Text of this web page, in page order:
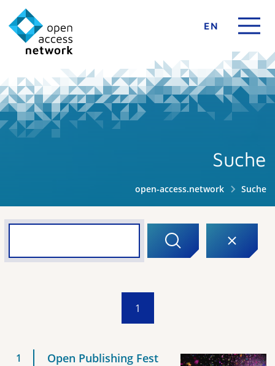
EN
Suche
open-access.network Suche
1
Open Publishing Fest